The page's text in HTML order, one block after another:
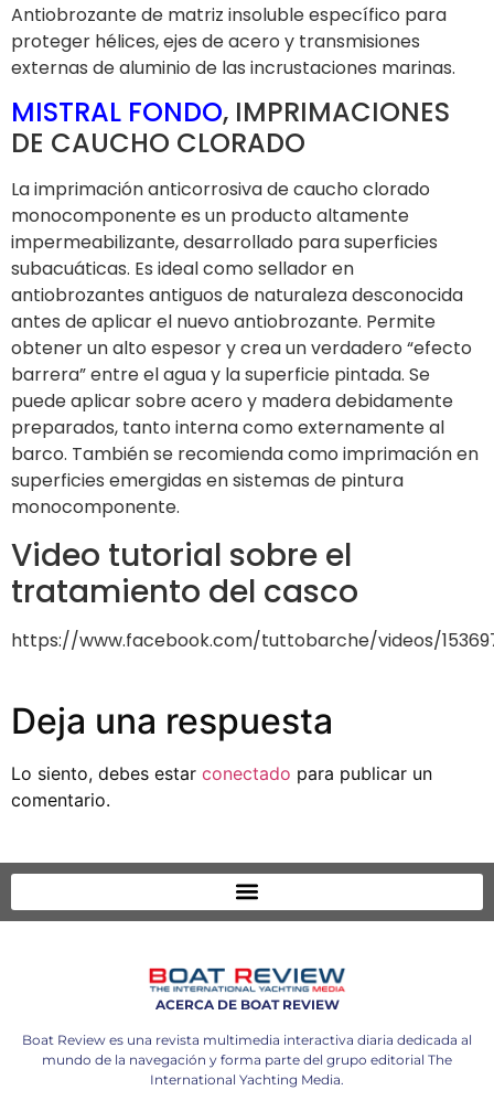
Antiobrozante de matriz insoluble específico para
proteger hélices, ejes de acero y transmisiones
externas de aluminio de las incrustaciones marinas.
MISTRAL FONDO, IMPRIMACIONES
DE CAUCHO CLORADO
La imprimación anticorrosiva de caucho clorado
monocomponente es un producto altamente
impermeabilizante, desarrollado para superficies
subacuáticas. Es ideal como sellador en
antiobrozantes antiguos de naturaleza desconocida
antes de aplicar el nuevo antiobrozante. Permite
obtener un alto espesor y crea un verdadero “efecto
barrera” entre el agua y la superficie pintada. Se
puede aplicar sobre acero y madera debidamente
preparados, tanto interna como externamente al
barco. También se recomienda como imprimación en
superficies emergidas en sistemas de pintura
monocomponente.
Video tutorial sobre el
tratamiento del casco
https://www.facebook.com/tuttobarche/videos/
Deja una respuesta
Lo siento, debes estar conectado para publicar un
comentario.
ACERCA DE BOAT REVIEW
Boat Review es una revista multimedia interactiva diaria dedicada al
mundo de la navegación y forma parte del grupo editorial The
International Yachting Media.